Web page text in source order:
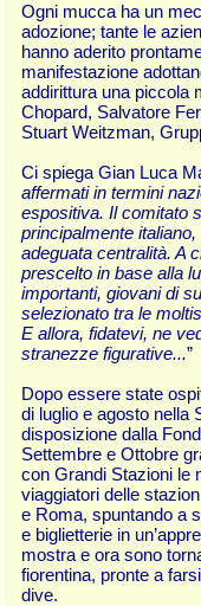
Ogni mucca ha un
adozione; tante le
hanno aderito
manifestazione
addirittura una piccola
Chopard, Salvatore
Stuart Weitzman,
Ci spiega Gian Luca
affermati in termini
espositiva. Il comitato
principalmente
adeguata centralità. A
prescelto in base alla
importanti, giovani di
selezionato tra le
E allora, fidatevi, ne
stranezze figurative...”
Dopo essere state
di luglio e agosto nella
disposizione dalla
Settembre e Ottobre
con Grandi Stazioni le
viaggiatori delle
e Roma, spuntando a
e biglietterie in
mostra e ora sono
fiorentina, pronte a
dive.